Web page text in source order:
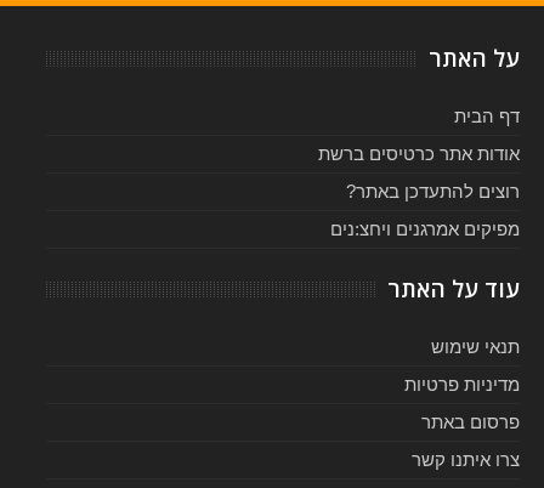
על האתר
דף הבית
אודות אתר כרטיסים ברשת
רוצים להתעדכן באתר?
מפיקים אמרגנים ויחצ:נים
עוד על האתר
תנאי שימוש
מדיניות פרטיות
פרסום באתר
צרו איתנו קשר